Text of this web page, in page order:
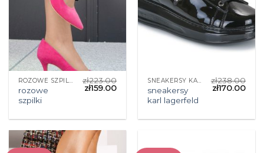
ROZOWE SZPILKI
rozowe
szpilki
zł223.00
zł159.00
SNEAKERSY KARL LAGERFELD
sneakersy
karl lagerfeld
zł238.00
zł170.00